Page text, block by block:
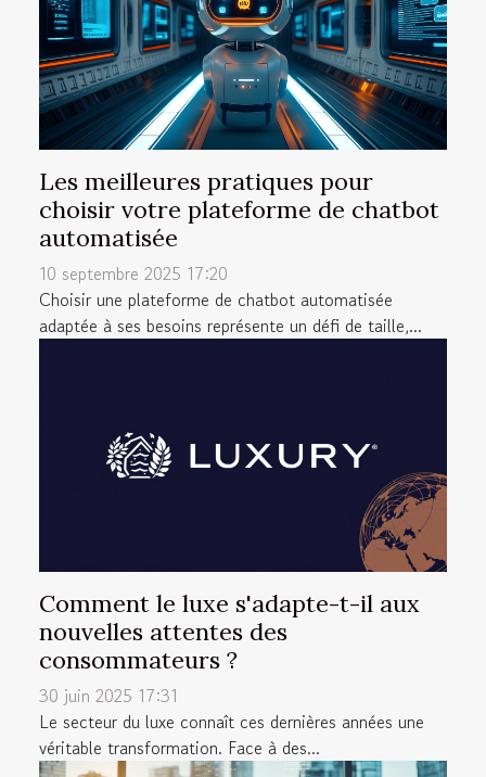
Les meilleures pratiques pour
choisir votre plateforme de chatbot
automatisée
10 septembre 2025 17:20
Choisir une plateforme de chatbot automatisée
adaptée à ses besoins représente un défi de taille,...
Comment le luxe s'adapte-t-il aux
nouvelles attentes des
consommateurs ?
30 juin 2025 17:31
Le secteur du luxe connaît ces dernières années une
véritable transformation. Face à des...